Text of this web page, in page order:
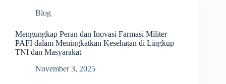
Blog
Mengungkap Peran dan Inovasi Farmasi Militer
PAFI dalam Meningkatkan Kesehatan di Lingkup
TNI dan Masyarakat
November 3, 2025